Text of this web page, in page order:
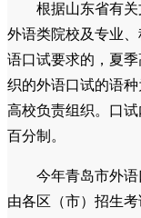
根据山东省有关
外语类院校及专业
语口试要求的，夏
织的外语口试的语
高校负责组织。口
百分制。
今年青岛市外
由各区（市）招生